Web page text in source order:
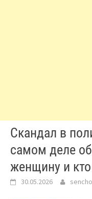
Скандал в
самом деле
женщину и кто
30.05.2026